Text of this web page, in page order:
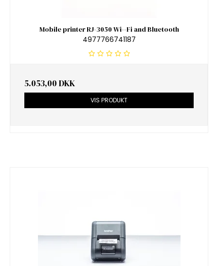
Mobile printer RJ-3050 Wi--Fi and Bluetooth
4977766741187
5.053,00 DKK
VIS PRODUKT